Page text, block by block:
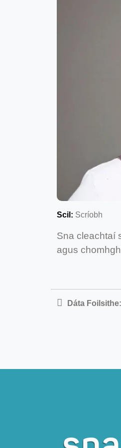
Scil: Scríobh
Sna cleachtaí
agus
Dáta Foilsithe: